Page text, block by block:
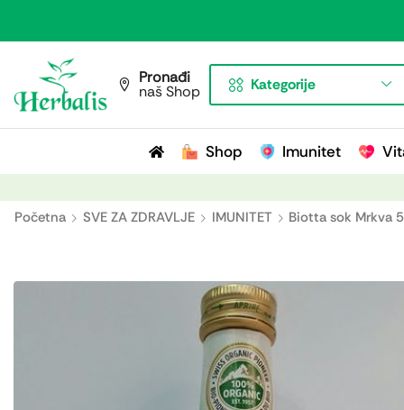
Pronađi
naš Shop Kategorije
Shop Imunitet
Početna SVE ZA ZDRAVLJE IMUNITET Biotta sok Mrkva